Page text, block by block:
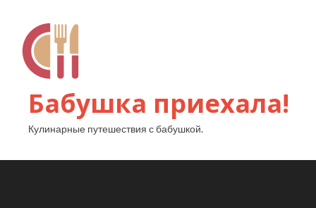
Бабушка приехала!
Кулинарные путешествия с бабушкой.